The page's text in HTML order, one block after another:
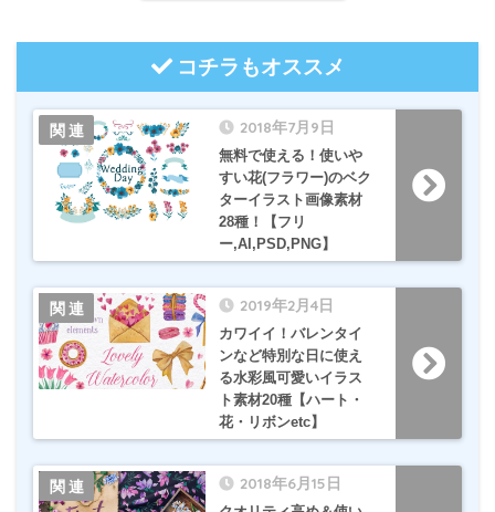
コチラもオススメ
2018年7月9日
無料で使える！使いや
すい花(フラワー)のベク
ターイラスト画像素材
28種！【フリ
ー,AI,PSD,PNG】
2019年2月4日
カワイイ！バレンタイ
ンなど特別な日に使え
る水彩風可愛いイラス
ト素材20種【ハート・
花・リボンetc】
2018年6月15日